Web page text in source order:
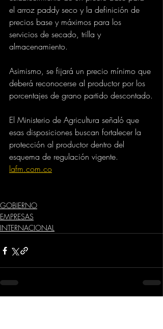
el arroz paddy seco y la definición de
precios base y máximos para los
servicios de secado, trilla y
almacenamiento.
Asimismo, se fijará un precio mínimo que
deberá reconocerse al productor por los
porcentajes de grano partido descontado.
El Ministerio de Agricultura señaló que
esas disposiciones buscan fortalecer la
protección al productor dentro del
esquema de regulación vigente.
lafm.com.co
GOBIERNO
EMPRESAS
INTERNACIONAL